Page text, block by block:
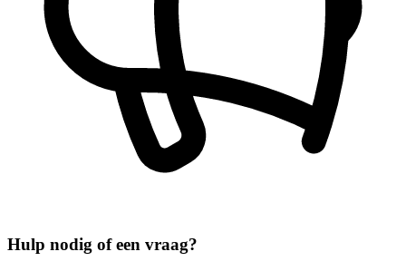
Hulp nodig of een vraag?